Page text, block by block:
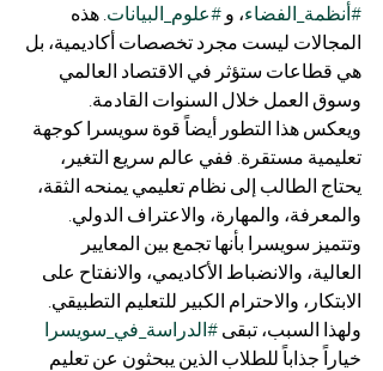
#أنظمة_الفضاء، و #علوم_البيانات. هذه
المجالات ليست مجرد تخصصات أكاديمية، بل
هي قطاعات ستؤثر في الاقتصاد العالمي
وسوق العمل خلال السنوات القادمة.
ويعكس هذا التطور أيضاً قوة سويسرا كوجهة
تعليمية مستقرة. ففي عالم سريع التغير،
يحتاج الطالب إلى نظام تعليمي يمنحه الثقة،
والمعرفة، والمهارة، والاعتراف الدولي.
وتتميز سويسرا بأنها تجمع بين المعايير
العالية، والانضباط الأكاديمي، والانفتاح على
الابتكار، والاحترام الكبير للتعليم التطبيقي.
ولهذا السبب، تبقى #الدراسة_في_سويسرا
خياراً جذاباً للطلاب الذين يبحثون عن تعليم